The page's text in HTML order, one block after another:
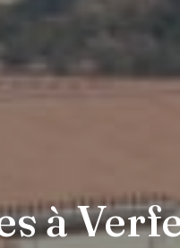
à